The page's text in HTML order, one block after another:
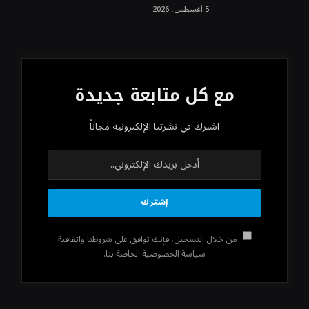
5 أغسطس، 2026
مع كل متابعة جديدة
اشترك في نشرتنا الإلكترونية مجاناً
من خلال التسجيل، فإنك توافق على شروطنا واتفاقية
سياسة الخصوصية الخاصة بنا.